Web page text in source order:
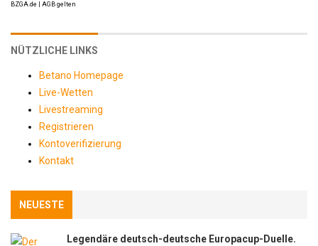
BZGA.de | AGB gelten
NÜTZLICHE LINKS
Betano Homepage
Live-Wetten
Livestreaming
Registrieren
Kontoverifizierung
Kontakt
NEUESTE
Legendäre deutsch-deutsche Europacup-Duelle.